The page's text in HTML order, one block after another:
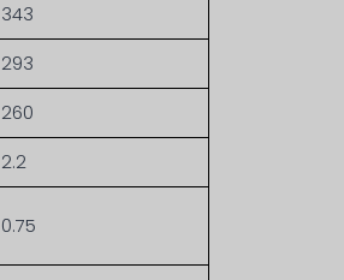
343
293
260
2.2
0.75